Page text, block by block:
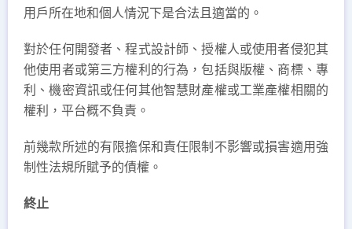
用戶所在地和個人情況下是合法且適當的。
對於任何開發者、程式設計師、授權人或使用者侵犯其
他使用者或第三方權利的行為，包括與版權、商標、專
利、機密資訊或任何其他智慧財產權或工業產權相關的
權利，平台概不負責。
前幾款所述的有限擔保和責任限制不影響或損害適用強
制性法規所賦予的債權。
終止